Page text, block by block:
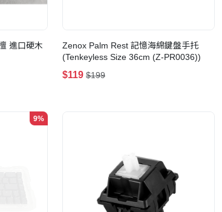
進口硬木
Zenox Palm Rest 記憶海綿鍵盤手托
(Tenkeyless Size 36cm (Z-PR0036))
$119 $199
9%